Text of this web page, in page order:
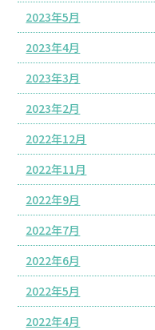
2023年5月
2023年4月
2023年3月
2023年2月
2022年12月
2022年11月
2022年9月
2022年7月
2022年6月
2022年5月
2022年4月